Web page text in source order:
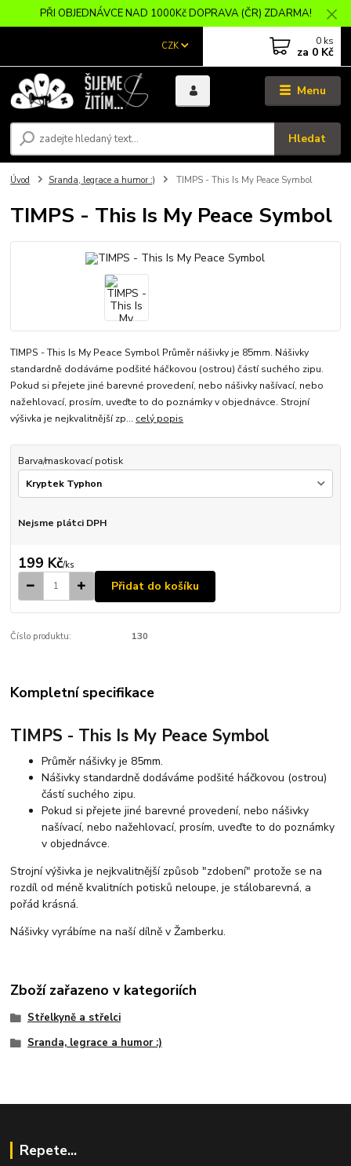
PŘI OBJEDNÁVCE NAD 1000Kč DOPRAVA (ČR) ZDARMA!
Menu
CZK
Hledat
0 ks
za 0 Kč
Úvod Sranda, legrace a humor :) TIMPS - This Is My Peace Symbol
TIMPS - This Is My Peace Symbol
TIMPS - This Is My Peace Symbol Průměr nášivky je 85mm. Nášivky
standardně dodáváme podšité háčkovou (ostrou) částí suchého zipu.
Pokud si přejete jiné barevné provedení, nebo nášivky našívací, nebo
nažehlovací, prosím, uveďte to do poznámky v objednávce. Strojní
výšivka je nejkvalitnější zp... celý popis
Barva/maskovací potisk
Nejsme plátci DPH
199 Kč/ks
Přidat do košíku
Číslo produktu: 130
Kompletní specifikace
TIMPS - This Is My Peace Symbol
Průměr nášivky je 85mm.
Nášivky standardně dodáváme podšité háčkovou (ostrou)
částí suchého zipu.
Pokud si přejete jiné barevné provedení, nebo nášivky
našívací, nebo nažehlovací, prosím, uveďte to do poznámky
v objednávce.
Strojní výšivka je nejkvalitnější způsob "zdobení" protože se na
rozdíl od méně kvalitních potisků neloupe, je stálobarevná, a
pořád krásná.
Nášivky vyrábíme na naší dílně v Žamberku.
Zboží zařazeno v kategoriích
Střelkyně a střelci
Sranda, legrace a humor :)
Repete...